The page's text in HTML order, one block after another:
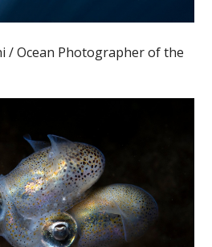
/ Ocean Photographer of the